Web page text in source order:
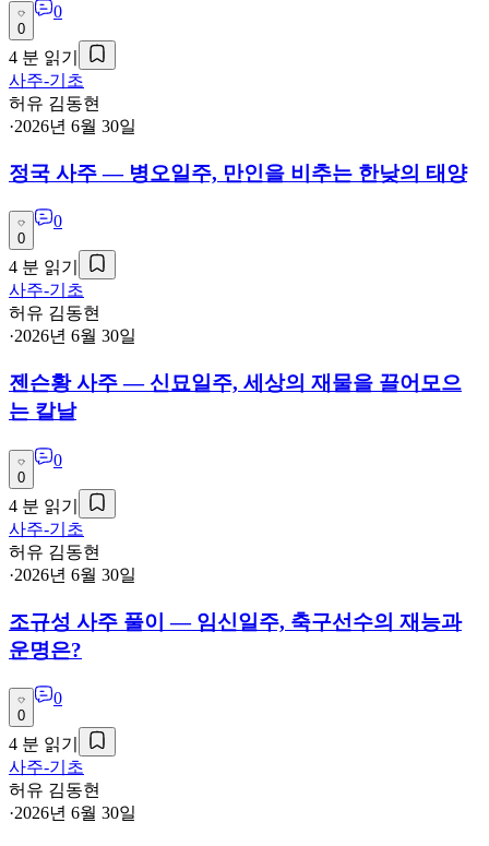
0
0
4 분 읽기
사주-기초
허유 김동현
·2026년 6월 30일
정국 사주 — 병오일주, 만인을 비추는 한낮의 태양
0
0
4 분 읽기
사주-기초
허유 김동현
·2026년 6월 30일
젠슨황 사주 — 신묘일주, 세상의 재물을 끌어모으
는 칼날
0
0
4 분 읽기
사주-기초
허유 김동현
·2026년 6월 30일
조규성 사주 풀이 — 임신일주, 축구선수의 재능과
운명은?
0
0
4 분 읽기
사주-기초
허유 김동현
·2026년 6월 30일